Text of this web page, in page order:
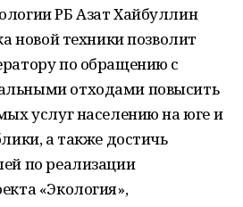
РБ Азат Хайбуллин
новой техники позволит
по обращению с
отходами повысить
услуг населению на юге и
а также достичь
по реализации
«Экология»,